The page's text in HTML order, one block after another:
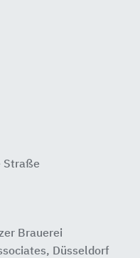
Straße
Brauerei
Düsseldorf